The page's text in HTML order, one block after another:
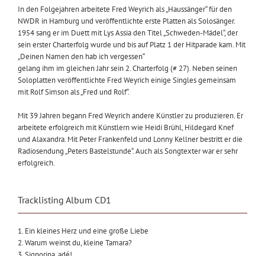
In den Folgejahren arbeitete Fred Weyrich als „Haussänger“ für den
NWDR in Hamburg und veröffentlichte erste Platten als Solosänger.
1954 sang er im Duett mit Lys Assia den Titel „Schweden-Mädel“, der
sein erster Charterfolg wurde und bis auf Platz 1 der Hitparade kam. Mit
„Deinen Namen den hab ich vergessen“
gelang ihm im gleichen Jahr sein 2. Charterfolg (# 27). Neben seinen
Soloplatten veröffentlichte Fred Weyrich einige Singles gemeinsam
mit Rolf Simson als „Fred und Rolf“.
Mit 39 Jahren begann Fred Weyrich andere Künstler zu produzieren. Er
arbeitete erfolgreich mit Künstlern wie Heidi Brühl, Hildegard Knef
und Alaxandra. Mit Peter Frankenfeld und Lonny Kellner bestritt er die
Radiosendung „Peters Bastelstunde“. Auch als Songtexter war er sehr
erfolgreich.
Tracklisting Album CD1
1. Ein kleines Herz und eine große Liebe
2. Warum weinst du, kleine Tamara?